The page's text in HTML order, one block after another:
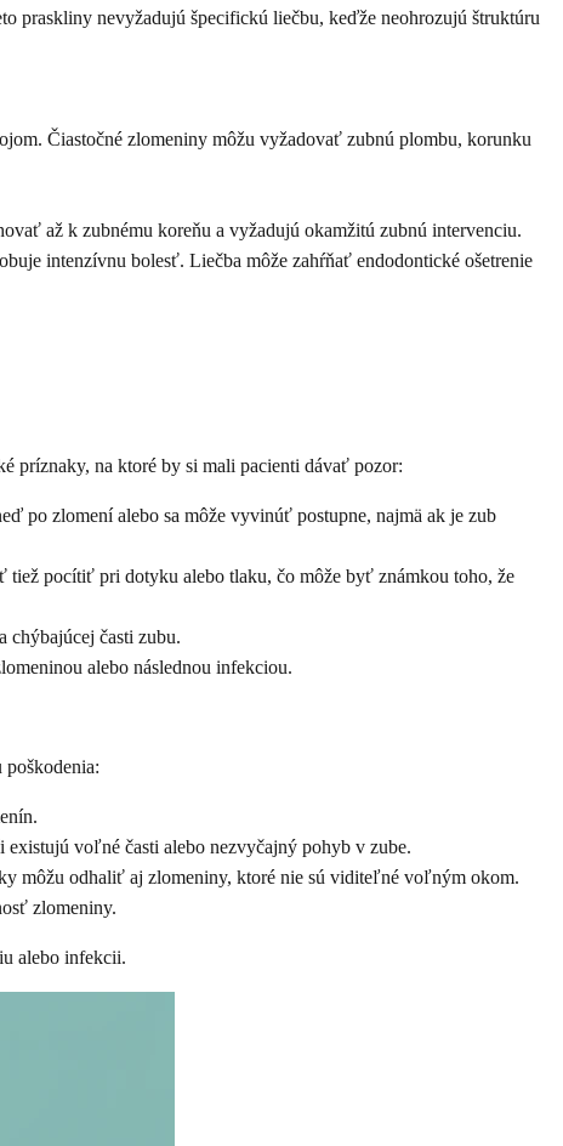
praskliny nevyžadujú špecifickú liečbu, keďže neohrozujú štruktúru
Čiastočné zlomeniny môžu vyžadovať zubnú plombu, korunku
až k zubnému koreňu a vyžadujú okamžitú zubnú intervenciu.
intenzívnu bolesť. Liečba môže zahŕňať endodontické ošetrenie
príznaky, na ktoré by si mali pacienti dávať pozor:
po zlomení alebo sa môže vyvinúť postupne, najmä ak je zub
pocítiť pri dotyku alebo tlaku, čo môže byť známkou toho, že
časti zubu.
alebo následnou infekciou.
voľné časti alebo nezvyčajný pohyb v zube.
môžu odhaliť aj zlomeniny, ktoré nie sú viditeľné voľným okom.
zlomeniny.
alebo infekcii.